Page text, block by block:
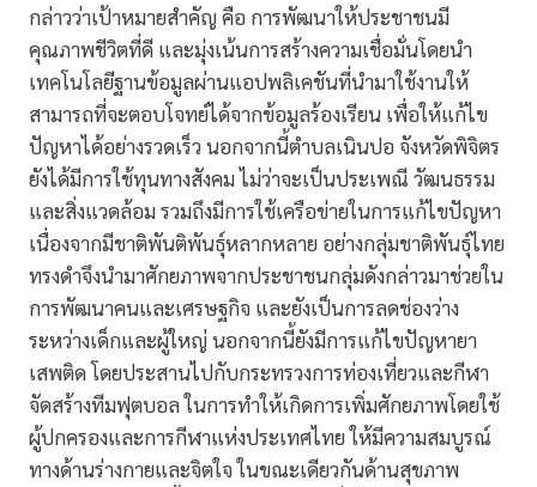
กล่าวว่าเป้าหมายสำคัญ คือ การพัฒนาให้ประชาชนมี
คุณภาพชีวิตที่ดี และมุ่งเน้นการสร้างความเชื่อมั่นโดยนำ
เทคโนโลยีฐานข้อมูลผ่านแอปพลิเคชันที่นำมาใช้งานให้
สามารถที่จะตอบโจทย์ได้จากข้อมูลร้องเรียน เพื่อให้แก้ไข
ปัญหาได้อย่างรวดเร็ว นอกจากนี้ตําบลเนินปอ จังหวัดพิจิตร
ยังได้มีการใช้ทุนทางสังคม ไม่ว่าจะเป็นประเพณี วัฒนธรรม
และสิ่งแวดล้อม รวมถึงมีการใช้เครือข่ายในการแก้ไขปัญหา
เนื่องจากมีชาติพันติพันธุ์หลากหลาย อย่างกลุ่มชาติพันธุ์ไทย
ทรงดำจึงนำมาศักยภาพจากประชาชนกลุ่มดังกล่าวมาช่วยใน
การพัฒนาคนและเศรษฐกิจ และยังเป็นการลดช่องว่าง
ระหว่างเด็กและผู้ใหญ่ นอกจากนี้ยังมีการแก้ไขปัญหายา
เสพติด โดยประสานไปกับกระทรวงการท่องเที่ยวและกีฬา
จัดสร้างทีมฟุตบอล ในการทำให้เกิดการเพิ่มศักยภาพโดยใช้
ผู้ปกครองและการกีฬาแห่งประเทศไทย ให้มีความสมบูรณ์
ทางด้านร่างกายและจิตใจ ในขณะเดียวกันด้านสุขภาพ